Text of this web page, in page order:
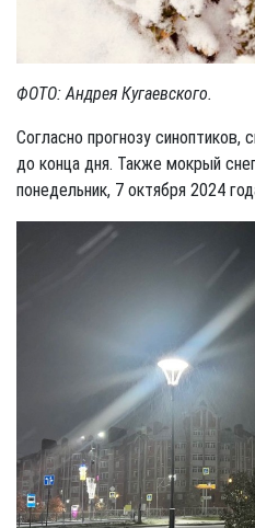
ФОТО: Андрея Кугаевского.
Согласно прогнозу синоптиков,
до конца дня. Также мокрый
понедельник, 7 октября 2024